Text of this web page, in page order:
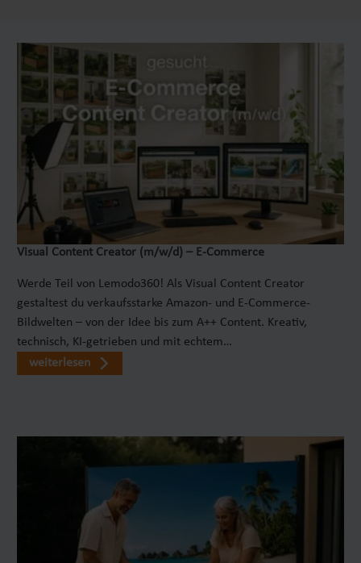
Bauweise sorgt für Stabilität im Alltag
Visual Content Creator (m/w/d) – E-Commerce
Werde Teil von Lemodo360! Als Visual Content Creator
gestaltest du verkaufsstarke Amazon- und E-Commerce-
Bildwelten – von der Idee bis zum A++ Content. Kreativ,
technisch, KI-getrieben und mit echtem…
weiterlesen